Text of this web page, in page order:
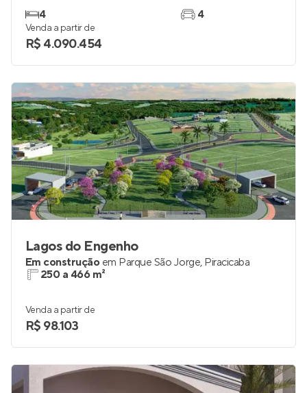
4
4
Venda a partir de
R$ 4.090.454
Lagos do Engenho
Em construção em Parque São Jorge, Piracicaba
250 a 466 m²
Venda a partir de
R$ 98.103